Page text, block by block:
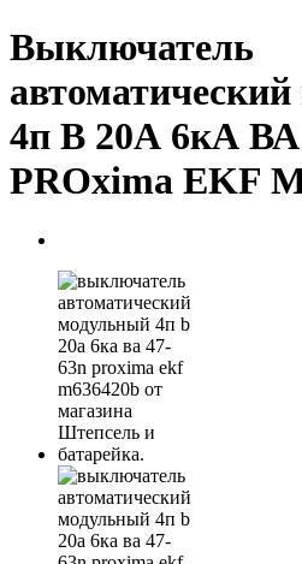
Выключатель
4п B 20А 6кА ВА
PROxima EKF